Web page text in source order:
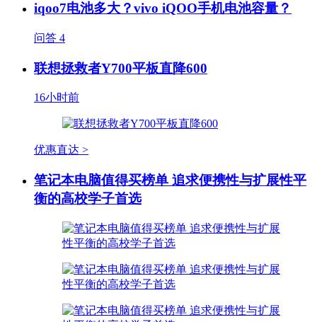
iqoo7电池多大？vivo iQOO手机电池容量？
问答 4
联想拯救者Y700平板直降600
16小时前
优惠直达 >
笔记本电脑值得买榜单 追求便携性与扩展性平
衡的高校学子首选